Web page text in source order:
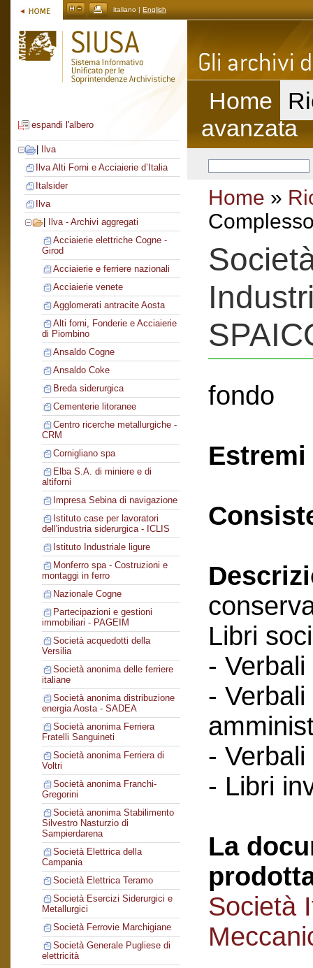
italiano | English
espandi l'albero
Ilva
Ilva Alti Forni e Acciaierie d’Italia
Italsider
Ilva
Ilva - Archivi aggregati
Acciaierie elettriche Cogne -
Girod
Acciaierie e ferriere nazionali
Acciaierie venete
Agglomerati antracite Aosta
Alti forni, Fonderie e Acciaierie
di Piombino
Ansaldo Cogne
Ansaldo Coke
Breda siderurgica
Cementerie litoranee
Centro ricerche metallurgiche -
CRM
Cornigliano spa
Elba S.A. di miniere e di
altiforni
Impresa Sebina di navigazione
Istituto case per lavoratori
dell'industria siderurgica - ICLIS
Istituto Industriale ligure
Monferro spa - Costruzioni e
montaggi in ferro
Nazionale Cogne
Partecipazioni e gestioni
immobiliari - PAGEIM
Società acquedotti della
Versilia
Società anonima delle ferriere
italiane
Società anonima distribuzione
energia Aosta - SADEA
Società anonima Ferriera
Fratelli Sanguineti
Società anonima Ferriera di
Voltri
Società anonima Franchi-
Gregorini
Società anonima Stabilimento
Silvestro Nasturzio di
Sampierdarena
Società Elettrica della
Campania
Società Elettrica Teramo
Società Esercizi Siderurgici e
Metallurgici
Società Ferrovie Marchigiane
Società Generale Pugliese di
elettricità
Home
avanzata
Home »
fondo
Libri
-
-
-
- Libri
La
Società